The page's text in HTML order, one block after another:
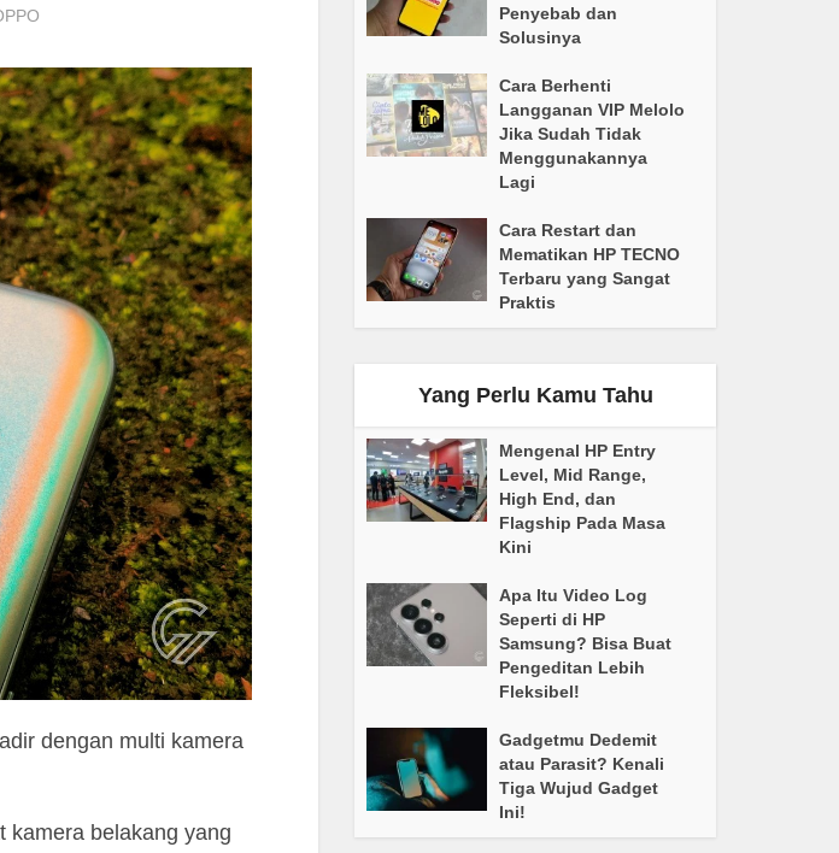
dengan multi kamera
kamera belakang yang
Penyebab dan
Solusinya
Cara Berhenti
Langganan VIP Melolo
Jika Sudah Tidak
Menggunakannya
Lagi
Cara Restart dan
Mematikan HP TECNO
Terbaru yang Sangat
Praktis
Yang Perlu Kamu Tahu
Mengenal HP Entry
Level, Mid Range,
High End, dan
Flagship Pada Masa
Kini
Apa Itu Video Log
Seperti di HP
Samsung? Bisa Buat
Pengeditan Lebih
Fleksibel!
Gadgetmu Dedemit
atau Parasit? Kenali
Tiga Wujud Gadget
Ini!